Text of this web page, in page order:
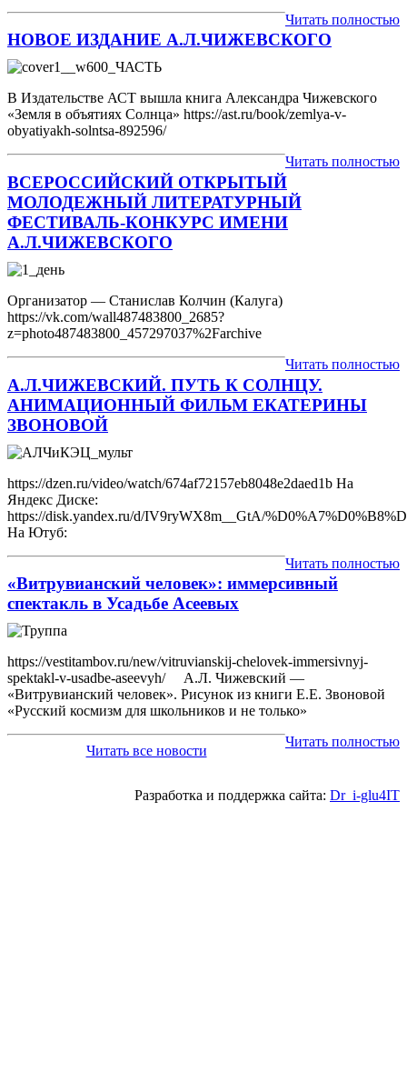
Читать полностью
НОВОЕ ИЗДАНИЕ А.Л.ЧИЖЕВСКОГО
В Издательстве АСТ вышла книга Александра Чижевского
«Земля в объятиях Солнца» https://ast.ru/book/zemlya-v-
obyatiyakh-solntsa-892596/
Читать полностью
ВСЕРОССИЙСКИЙ ОТКРЫТЫЙ
МОЛОДЕЖНЫЙ ЛИТЕРАТУРНЫЙ
ФЕСТИВАЛЬ-КОНКУРС ИМЕНИ
А.Л.ЧИЖЕВСКОГО
Организатор — Станислав Колчин (Калуга)
https://vk.com/wall487483800_2685?
z=photo487483800_457297037%2Farchive
Читать полностью
А.Л.ЧИЖЕВСКИЙ. ПУТЬ К СОЛНЦУ.
АНИМАЦИОННЫЙ ФИЛЬМ ЕКАТЕРИНЫ
ЗВОНОВОЙ
https://dzen.ru/video/watch/674af72157eb8048e2daed1b На
Яндекс Диске:
https://disk.yandex.ru/d/IV9ryWX8m__GtA/
На Ютуб:
Читать полностью
«Витрувианский человек»: иммерсивный
спектакль в Усадьбе Асеевых
https://vestitambov.ru/new/vitruvianskij-chelovek-immersivnyj-
spektakl-v-usadbe-aseevyh/ А.Л. Чижевский —
«Витрувианский человек». Рисунок из книги Е.Е. Звоновой
«Русский космизм для школьников и не только»
Читать полностью
Читать все новости
Разработка и поддержка сайта: Dr_i-glu4IT